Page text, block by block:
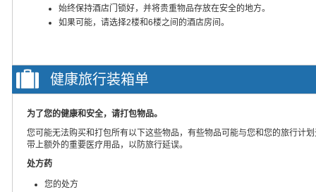
始终保持酒店门锁好，并将贵重物品存放在安全的地方。
如果可能，请选择2楼和6楼之间的酒店房间。
健康旅行装箱单
为了您的健康和安全，请打包物品。
您可能无法购买和打包所有以下这些物品，有些物品可能与您和您的旅行计
带上额外的重要医疗用品，以防旅行延误。
处方药
您的处方